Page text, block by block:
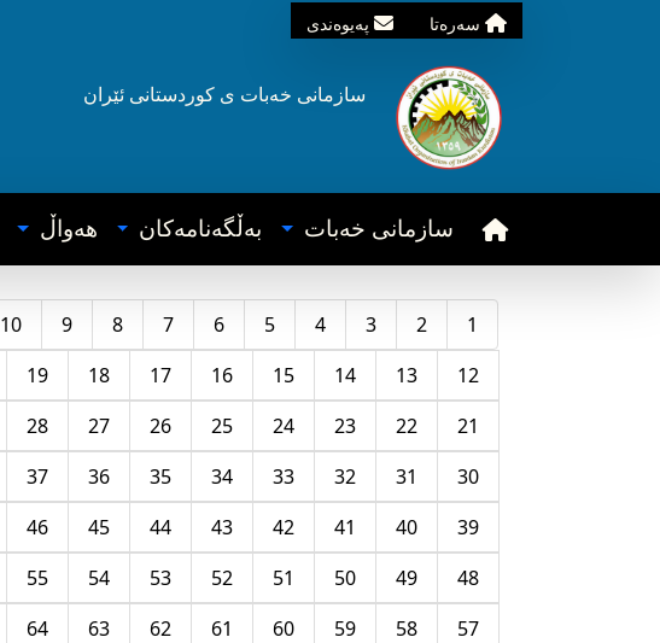
سه‌ره‌تا په‌یوه‌ندی
سازمانی خه‌بات ی کوردستانی ئێران
سازمانی خه‌بات به‌ڵگه‌نامه‌کان هه‌واڵ
1
2
3
4
5
6
7
8
9
10
12
13
14
15
16
17
18
19
21
22
23
24
25
26
27
28
30
31
32
33
34
35
36
37
39
40
41
42
43
44
45
46
48
49
50
51
52
53
54
55
57
58
59
60
61
62
63
64